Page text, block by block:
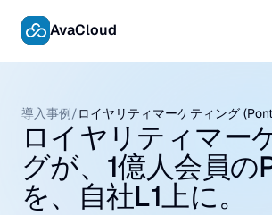
AvaCloud
導入事例/ロイヤリティマーケティング
ロイヤリティマー
グが、1億人会員の
を、自社L1上に。